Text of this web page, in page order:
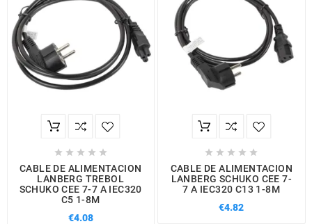
    
CABLE DE ALIMENTACION
LANBERG TREBOL
SCHUKO CEE 7-7 A IEC320
C5 1-8M
€4.08
    
CABLE DE ALIMENTACION
LANBERG SCHUKO CEE 7-
7 A IEC320 C13 1-8M
€4.82